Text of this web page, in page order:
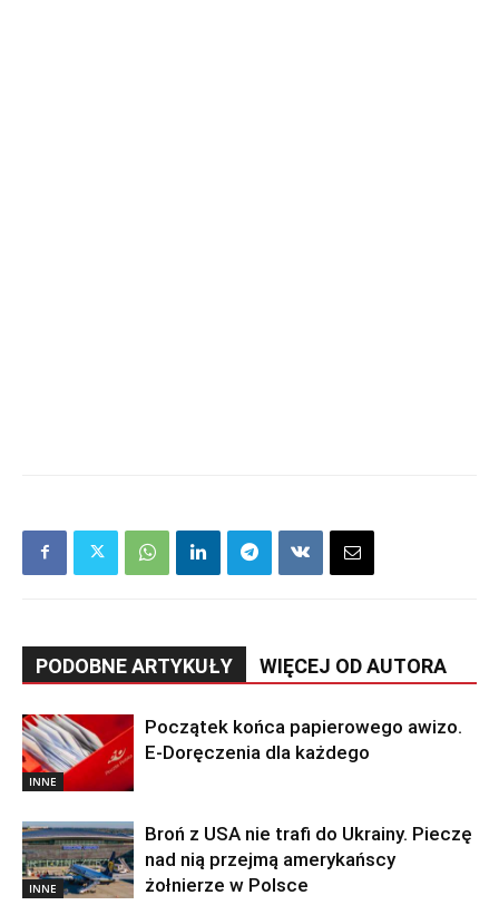
PODOBNE ARTYKUŁY WIĘCEJ OD AUTORA
INNE
Początek końca papierowego awizo.
E-Doręczenia dla każdego
INNE
Broń z USA nie trafi do Ukrainy. Pieczę
nad nią przejmą amerykańscy
żołnierze w Polsce